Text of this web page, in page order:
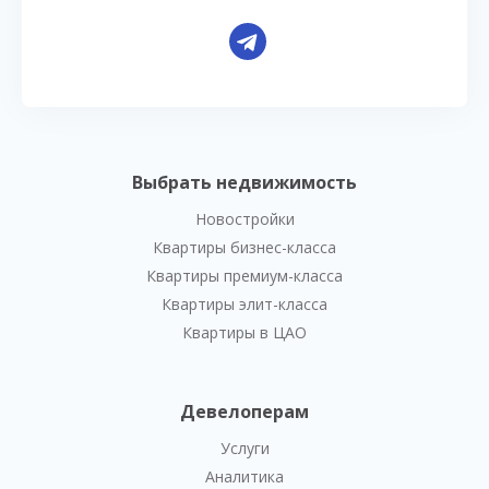
Выбрать недвижимость
Новостройки
Квартиры бизнес-класса
Квартиры премиум-класса
Квартиры элит-класса
Квартиры в ЦАО
Девелоперам
Услуги
Аналитика